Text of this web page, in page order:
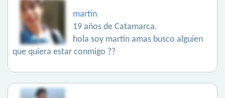
martin
19 años de Catamarca.
hola soy martín amas busco alguien
que quiera estar conmigo ??